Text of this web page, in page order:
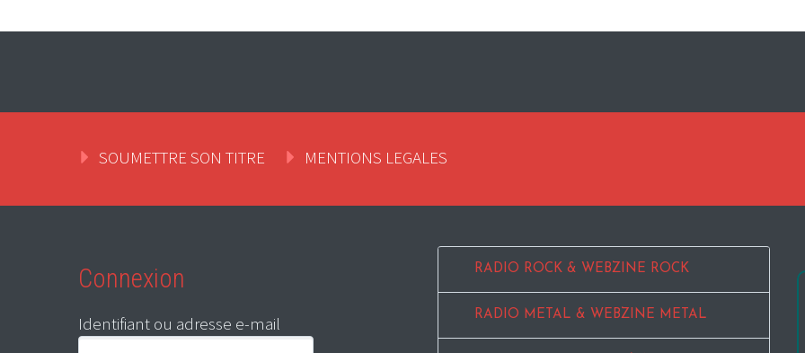
SOUMETTRE SON TITRE MENTIONS LEGALES
Connexion
Identifiant ou adresse e-mail
RADIO ROCK & WEBZINE ROCK
RADIO METAL & WEBZINE METAL